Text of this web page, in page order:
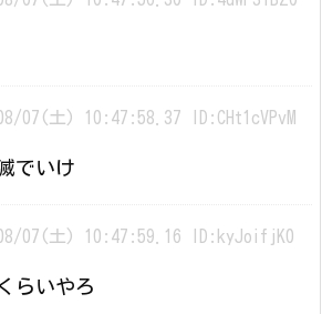
07(土) 10:47:58.37 ID:CHt1cVPvM
でいけ
07(土) 10:47:59.16 ID:kyJoifjK0
らいやろ